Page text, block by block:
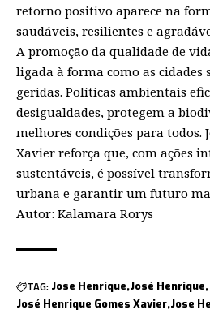
retorno positivo aparece na
saudáveis, resilientes e
A promoção da qualidade de
ligada à forma como as cidades
geridas. Políticas ambientais
desigualdades, protegem a
melhores condições para todos.
Xavier reforça que, com ações
sustentáveis, é possível
urbana e garantir um futuro
Autor: Kalamara Rorys
TAG: Jose Henrique José Henrique
José Henrique Gomes Xavier Jose